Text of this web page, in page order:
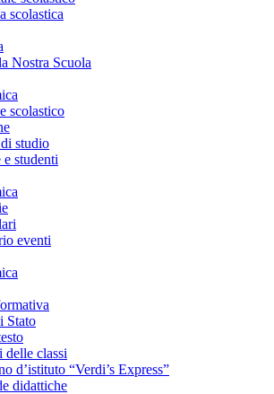
scolastica
Nostra Scuola
scolastico
studio
studenti
eventi
Stato
delle classi
d’istituto “Verdi’s Express”
didattiche